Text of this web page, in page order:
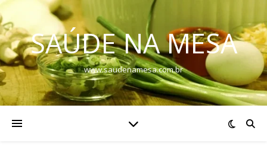
SAÚDE NA MESA
www.saudenamesa.com.br